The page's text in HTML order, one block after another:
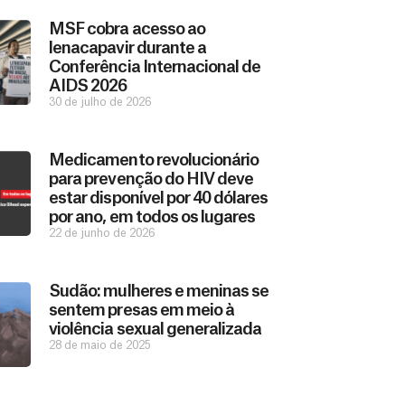
MSF cobra acesso ao
lenacapavir durante a
Conferência Internacional de
AIDS 2026
30 de julho de 2026
Medicamento revolucionário
para prevenção do HIV deve
estar disponível por 40 dólares
por ano, em todos os lugares
22 de junho de 2026
Sudão: mulheres e meninas se
sentem presas em meio à
violência sexual generalizada
28 de maio de 2025